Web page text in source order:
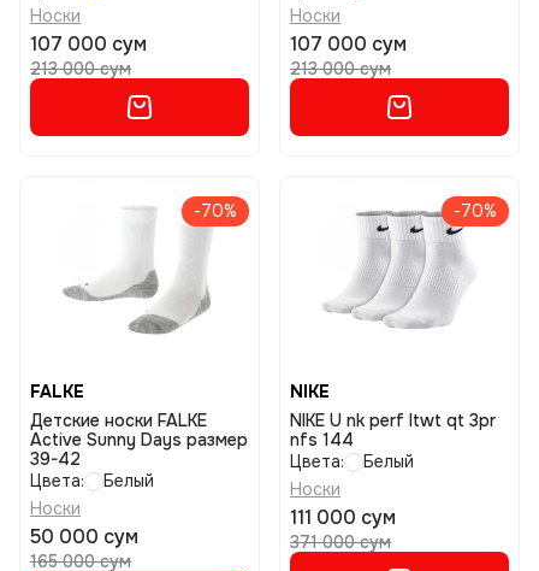
Носки
107 000 сум
213 000 сум
Носки
107 000 сум
213 000 сум
-70%
FALKE
Детские носки FALKE
Active Sunny Days размер
39-42
Цвета:
Белый
Носки
50 000 сум
165 000 сум
-70%
NIKE
NIKE U nk perf ltwt qt 3pr
nfs 144
Цвета:
Белый
Носки
111 000 сум
371 000 сум